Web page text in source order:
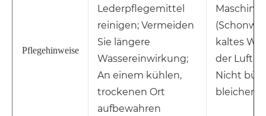
Pflegehinweise
Lederpflegemittel
reinigen; Vermeiden
Sie längere
Wassereinwirkung;
An einem kühlen,
trockenen Ort
aufbewahren
kaltes
der Luft
Nicht
bleichen